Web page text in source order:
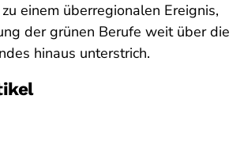
einem überregionalen Ereignis,
der grünen Berufe weit über die
hinaus unterstrich.